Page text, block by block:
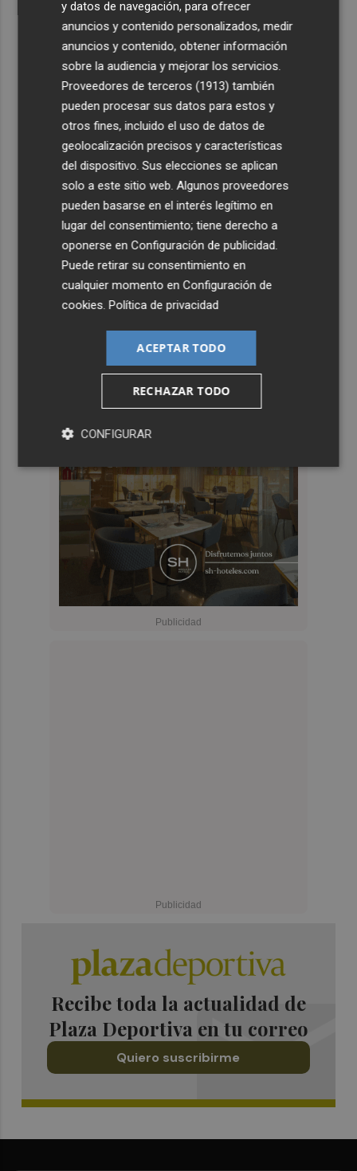
Recibe toda la actualidad de
Plaza Deportiva en tu correo
Quiero suscribirme
y datos de navegación, para ofrecer
anuncios y contenido personalizados, medir
anuncios y contenido, obtener información
sobre la audiencia y mejorar los servicios.
Proveedores de terceros (1913) también
pueden procesar sus datos para estos y
otros fines, incluido el uso de datos de
geolocalización precisos y características
del dispositivo. Sus elecciones se aplican
solo a este sitio web. Algunos proveedores
pueden basarse en el interés legítimo en
lugar del consentimiento; tiene derecho a
oponerse enConfiguración de publicidad
Puede retirar su consentimiento en
cualquier momento enConfiguración de
cookies .Política de privacidad
ACEPTAR TODO
RECHAZAR TODO
CONFIGURAR